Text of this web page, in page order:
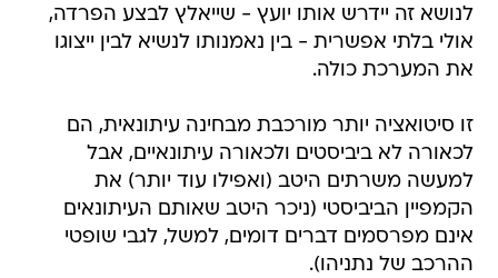
לנושא זה יידרש אותו יועץ - שייאלץ לבצע הפרדה,
אולי בלתי אפשרית - בין נאמנותו לנשיא לבין ייצוגו
את המערכת כולה.
זו סיטואציה יותר מורכבת מבחינה עיתונאית, הם
לכאורה לא ביביסטים ולכאורה עיתונאיים, אבל
למעשה משרתים היטב (ואפילו עוד יותר) את
הקמפיין הביביסטי (ניכר היטב שאותם העיתונאים
אינם מפרסמים דברים דומים, למשל, לגבי שופטי
ההרכב של נתניהו).